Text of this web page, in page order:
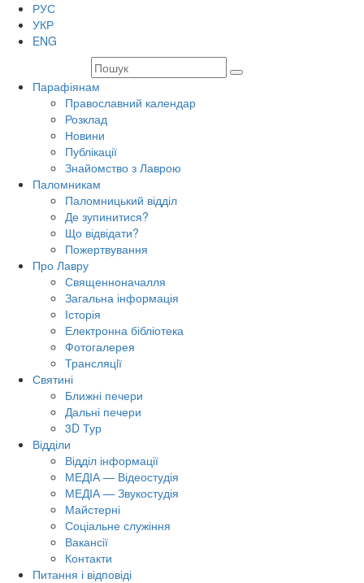
РУС
УКР
ENG
Парафіянам
Православний календар
Розклад
Новини
Публікації
Знайомство з Лаврою
Паломникам
Паломницький відділ
Де зупинитися?
Що відвідати?
Пожертвування
Про Лавру
Священноначалля
Загальна інформація
Історія
Електронна бібліотека
Фотогалерея
Трансляцiї
Святині
Ближні печери
Дальні печери
3D Тур
Відділи
Відділ інформації
МЕДІА — Відеостудія
МЕДІА — Звукостудія
Майстерні
Соціальне служіння
Вакансії
Контакти
Питання і відповіді